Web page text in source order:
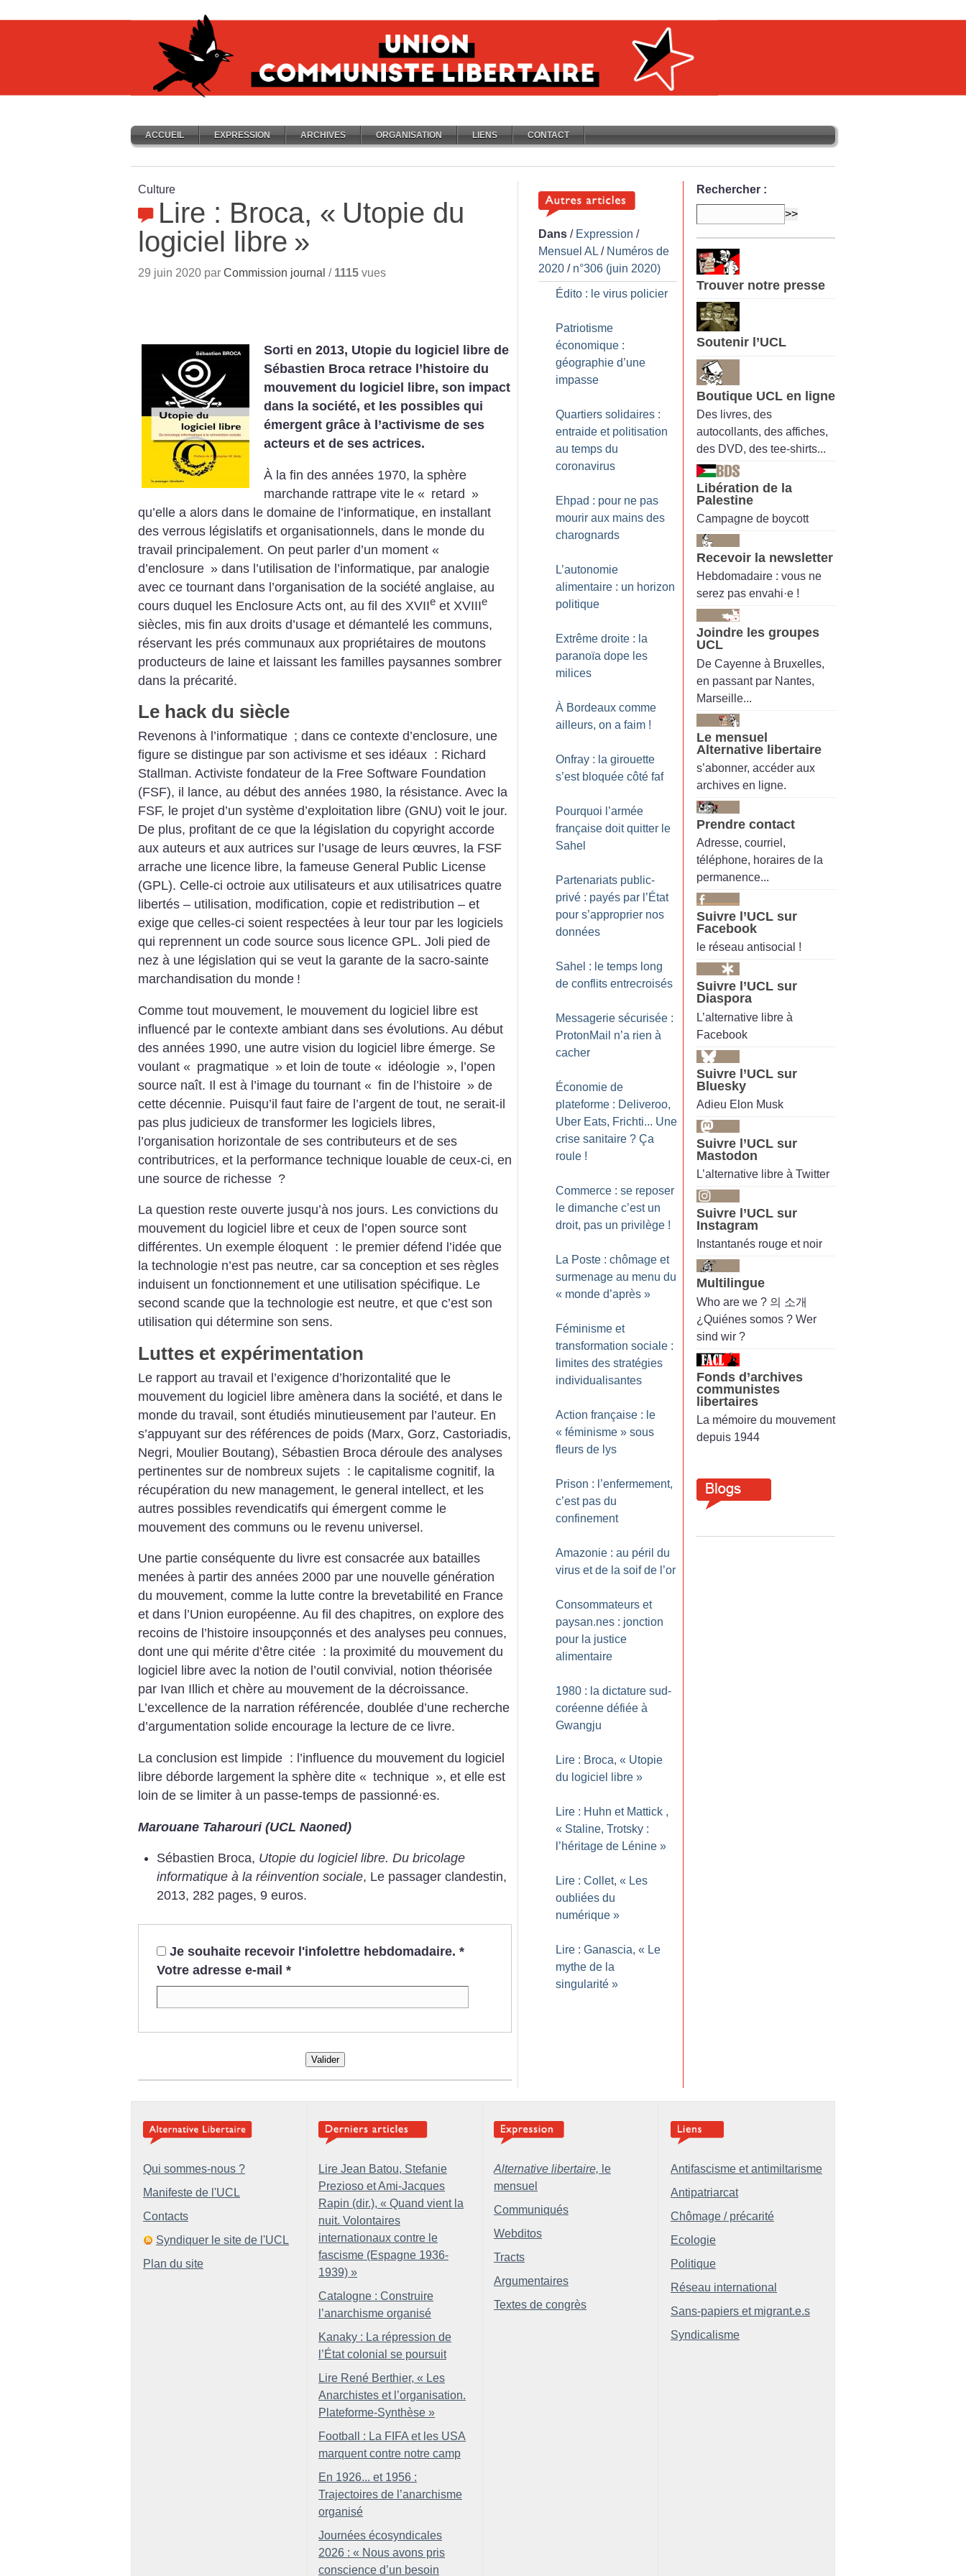
ACCUEIL EXPRESSION ARCHIVES ORGANISATION LIENS CONTACT
Culture
Lire : Broca, « Utopie du
logiciel libre »
29 juin 2020 par Commission journal / 1115 vues
Sorti en 2013, Utopie du logiciel libre de
Sébastien Broca retrace l’histoire du
mouvement du logiciel libre, son impact
dans la société, et les possibles qui
émergent grâce à l’activisme de ses
acteurs et de ses actrices.
À la fin des années 1970, la sphère
marchande rattrape vite le « retard »
qu’elle a alors dans le domaine de l’informatique, en installant
des verrous législatifs et organisationnels, dans le monde du
travail principalement. On peut parler d’un moment «
d’enclosure » dans l’utilisation de l’informatique, par analogie
avec ce tournant dans l’organisation de la société anglaise, au
cours duquel les Enclosure Acts ont, au fil des XVIIe et XVIIIe
siècles, mis fin aux droits d’usage et démantelé les communs,
réservant les prés communaux aux propriétaires de moutons
producteurs de laine et laissant les familles paysannes sombrer
dans la précarité.
Le hack du siècle
Revenons à l’informatique ; dans ce contexte d’enclosure, une
figure se distingue par son activisme et ses idéaux : Richard
Stallman. Activiste fondateur de la Free Software Foundation
(FSF), il lance, au début des années 1980, la résistance. Avec la
FSF, le projet d’un système d’exploitation libre (GNU) voit le jour.
De plus, profitant de ce que la législation du copyright accorde
aux auteurs et aux autrices sur l’usage de leurs œuvres, la FSF
arrache une licence libre, la fameuse General Public License
(GPL). Celle-ci octroie aux utilisateurs et aux utilisatrices quatre
libertés – utilisation, modification, copie et redistribution – et
exige que celles-ci soient respectées à leur tour par les logiciels
qui reprennent un code source sous licence GPL. Joli pied de
nez à une législation qui se veut la garante de la sacro-sainte
marchandisation du monde !
Comme tout mouvement, le mouvement du logiciel libre est
influencé par le contexte ambiant dans ses évolutions. Au début
des années 1990, une autre vision du logiciel libre émerge. Se
voulant « pragmatique » et loin de toute « idéologie », l’open
source naît. Il est à l’image du tournant « fin de l’histoire » de
cette décennie. Puisqu’il faut faire de l’argent de tout, ne serait-il
pas plus judicieux de transformer les logiciels libres,
l’organisation horizontale de ses contributeurs et de ses
contributrices, et la performance technique louable de ceux-ci, en
une source de richesse ?
La question reste ouverte jusqu’à nos jours. Les convictions du
mouvement du logiciel libre et ceux de l’open source sont
différentes. Un exemple éloquent : le premier défend l’idée que
la technologie n’est pas neutre, car sa conception et ses règles
induisent un fonctionnement et une utilisation spécifique. Le
second scande que la technologie est neutre, et que c’est son
utilisation qui détermine son sens.
Luttes et expérimentation
Le rapport au travail et l’exigence d’horizontalité que le
mouvement du logiciel libre amènera dans la société, et dans le
monde du travail, sont étudiés minutieusement par l’auteur. En
s’appuyant sur des références de poids (Marx, Gorz, Castoriadis,
Negri, Moulier Boutang), Sébastien Broca déroule des analyses
pertinentes sur de nombreux sujets : le capitalisme cognitif, la
récupération du new management, le general intellect, et les
autres possibles revendicatifs qui émergent comme le
mouvement des communs ou le revenu universel.
Une partie conséquente du livre est consacrée aux batailles
menées à partir des années 2000 par une nouvelle génération
du mouvement, comme la lutte contre la brevetabilité en France
et dans l’Union européenne. Au fil des chapitres, on explore des
recoins de l’histoire insoupçonnés et des analyses peu connues,
dont une qui mérite d’être citée : la proximité du mouvement du
logiciel libre avec la notion de l’outil convivial, notion théorisée
par Ivan Illich et chère au mouvement de la décroissance.
L’excellence de la narration référencée, doublée d’une recherche
d’argumentation solide encourage la lecture de ce livre.
La conclusion est limpide : l’influence du mouvement du logiciel
libre déborde largement la sphère dite « technique », et elle est
loin de se limiter à un passe-temps de passionné·es.
Marouane Taharouri (UCL Naoned)
Sébastien Broca, Utopie du logiciel libre. Du bricolage
informatique à la réinvention sociale, Le passager clandestin,
2013, 282 pages, 9 euros.
Je souhaite recevoir l'infolettre hebdomadaire. *
Votre adresse e-mail *
Valider
Dans / Expression /
Mensuel AL / Numéros de
2020 / n°306 (juin 2020)
Édito : le virus policier
Patriotisme
économique :
géographie d’une
impasse
Quartiers solidaires :
entraide et politisation
au temps du
coronavirus
Ehpad : pour ne pas
mourir aux mains des
charognards
L’autonomie
alimentaire : un horizon
politique
Extrême droite : la
paranoïa dope les
milices
À Bordeaux comme
ailleurs, on a faim !
Onfray : la girouette
s’est bloquée côté faf
Pourquoi l’armée
française doit quitter le
Sahel
Partenariats public-
privé : payés par l’État
pour s’approprier nos
données
Sahel : le temps long
de conflits entrecroisés
Messagerie sécurisée :
ProtonMail n’a rien à
cacher
Économie de
plateforme : Deliveroo,
Uber Eats, Frichti... Une
crise sanitaire ? Ça
roule !
Commerce : se reposer
le dimanche c’est un
droit, pas un privilège !
La Poste : chômage et
surmenage au menu du
« monde d’après »
Féminisme et
transformation sociale :
limites des stratégies
individualisantes
Action française : le
« féminisme » sous
fleurs de lys
Prison : l’enfermement,
c’est pas du
confinement
Amazonie : au péril du
virus et de la soif de l’or
Consommateurs et
paysan.nes : jonction
pour la justice
alimentaire
1980 : la dictature sud-
coréenne défiée à
Gwangju
Lire : Broca, « Utopie
du logiciel libre »
Lire : Huhn et Mattick ,
« Staline, Trotsky :
l’héritage de Lénine »
Lire : Collet, « Les
oubliées du
numérique »
Lire : Ganascia, « Le
mythe de la
singularité »
Rechercher :
Trouver notre presse
Soutenir l’UCL
Boutique UCL en ligne
Des livres, des
autocollants, des affiches,
des DVD, des tee-shirts...
Libération de la
Palestine
Campagne de boycott
Recevoir la newsletter
Hebdomadaire : vous ne
serez pas envahi·e !
Joindre les groupes
UCL
De Cayenne à Bruxelles,
en passant par Nantes,
Marseille...
Le mensuel
Alternative libertaire
s’abonner, accéder aux
archives en ligne.
Prendre contact
Adresse, courriel,
téléphone, horaires de la
permanence...
Suivre l’UCL sur
Facebook
le réseau antisocial !
Suivre l’UCL sur
Diaspora
L’alternative libre à
Facebook
Suivre l’UCL sur
Bluesky
Adieu Elon Musk
Suivre l’UCL sur
Mastodon
L’alternative libre à Twitter
Suivre l’UCL sur
Instagram
Instantanés rouge et noir
Multilingue
Who are we ? 의 소개
¿Quiénes somos ? Wer
sind wir ?
Fonds d’archives
communistes
libertaires
La mémoire du mouvement
depuis 1944
Qui sommes-nous ?
Manifeste de l'UCL
Contacts
Syndiquer le site de l'UCL
Plan du site
Lire Jean Batou, Stefanie
Prezioso et Ami-Jacques
Rapin (dir.), « Quand vient la
nuit. Volontaires
internationaux contre le
fascisme (Espagne 1936-
1939) »
Catalogne : Construire
l’anarchisme organisé
Kanaky : La répression de
l’État colonial se poursuit
Lire René Berthier, « Les
Anarchistes et l’organisation.
Plateforme-Synthèse »
Football : La FIFA et les USA
marquent contre notre camp
En 1926... et 1956 :
Trajectoires de l’anarchisme
organisé
Journées écosyndicales
2026 : « Nous avons pris
conscience d’un besoin
Alternative libertaire, le
mensuel
Communiqués
Webditos
Tracts
Argumentaires
Textes de congrès
Antifascisme et antimiltarisme
Antipatriarcat
Chômage / précarité
Ecologie
Politique
Réseau international
Sans-papiers et migrant.e.s
Syndicalisme